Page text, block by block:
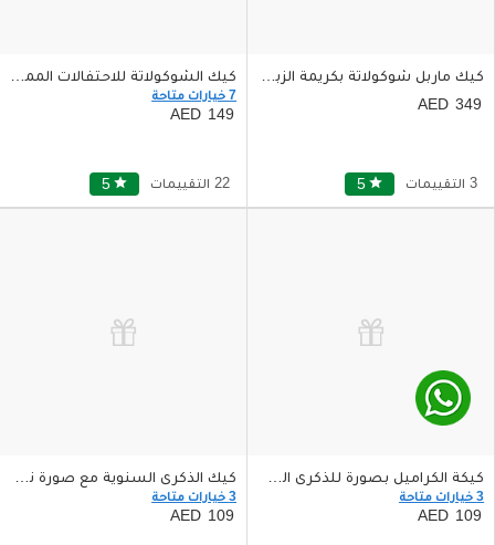
كيك ماربل شوكولاتة بكريمة الزبدة السوداء وورق الذهب حجم كبير
349
5 star 3 التقييمات
كيك الشوكولاتة للاحتفالات المميزة بدون غلوتين
7 خيارات متاحة
149
5 star 22 التقييمات
كيكة الكراميل بصورة للذكرى السنوية 500 غم
3 خيارات متاحة
109
كيك الذكرى السنوية مع صورة نكهة بوترسكوتش 500 غرام
3 خيارات متاحة
109